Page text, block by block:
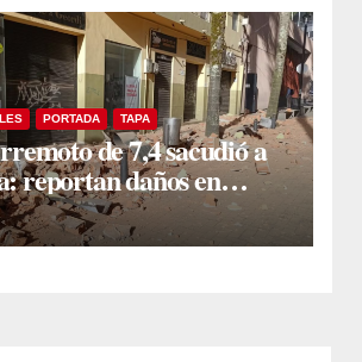
PORTADA TAPA
de 7,4 sacudió a
reportan daños en
Bogotá, Medellín y Cali